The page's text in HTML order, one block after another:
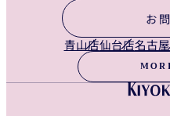
お
青山店仙台店名古